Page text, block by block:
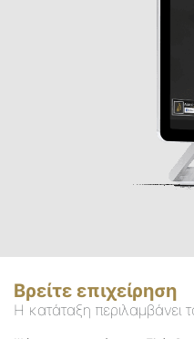
Βρείτε επιχείρηση
Η κατάταξη περιλαμβάνει